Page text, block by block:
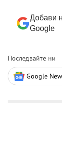
Добави
Google
Последвайте ни
Google